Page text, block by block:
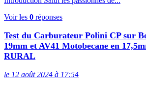
Voir les 0 réponses
Test du Carburateur Polini CP sur
19mm et AV41 Motobecane en
RURAL
le 12 août 2024 à 17:54